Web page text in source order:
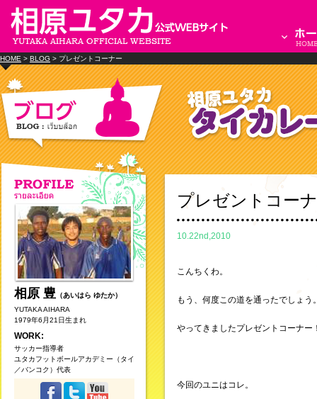
HOME > BLOG > プレゼントコーナー
相原 豊 （あいはら ゆたか）
YUTAKA AIHARA
1979年6月21日生まれ
WORK:
サッカー指導者
ユタカフットボールアカデミー（タイ
／バンコク）代表
プレゼントコー
10.22nd,2010
こんちくわ。
もう、何度この道を通ったでしょう
やってきましたプレゼントコーナー
今回のユニはコレ。